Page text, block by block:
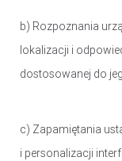
b) Rozpoznania
lokalizacji i
dostosowanej do
c) Zapamiętania
i personalizacji